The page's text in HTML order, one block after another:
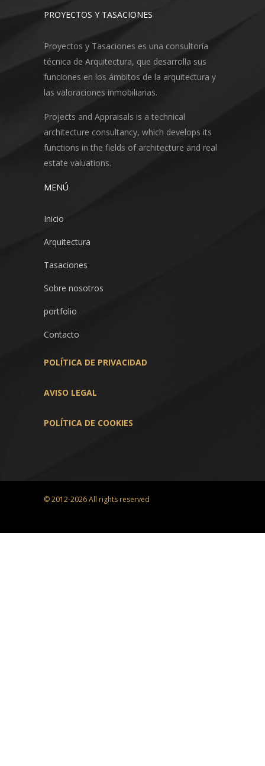
PROYECTOS Y TASACIONES
Proyectos y Tasaciones es una consultoría
técnica de Arquitectura, que desarrolla sus
funciones en los ámbitos de la arquitectura y
las valoraciones inmobiliarias.
Projects and Appraisals is a technical
architecture consultancy, which develops its
functions in the fields of architecture and real
estate valuations.
MENÚ
Inicio
Arquitectura
Tasaciones
Sobre nosotros
portfolio
Contacto
POLÍTICA DE PRIVACIDAD
AVISO LEGAL
POLÍTICA DE COOKIES
© 2012-2026 All rights reserved